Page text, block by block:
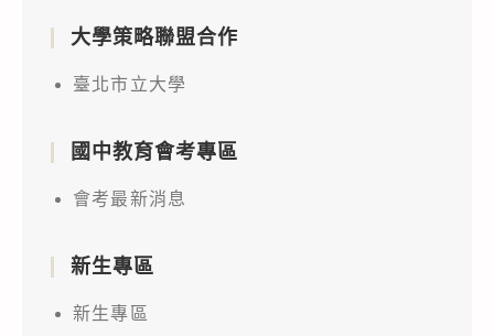
大學策略聯盟合作
臺北市立大學
國中教育會考專區
會考最新消息
新生專區
新生專區